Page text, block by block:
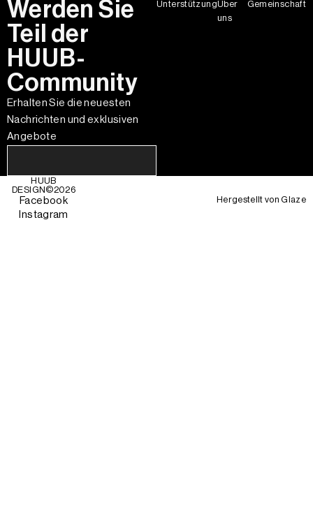
Werden Sie
Teil der
HUUB-
Community
Erhalten Sie die neuesten
Nachrichten und exklusiven
Angebote
UnterstützungÜber
uns
Gemeinschaft
HUUB
DESIGN©2026
Facebook
Instagram
Hergestellt vonGlaze